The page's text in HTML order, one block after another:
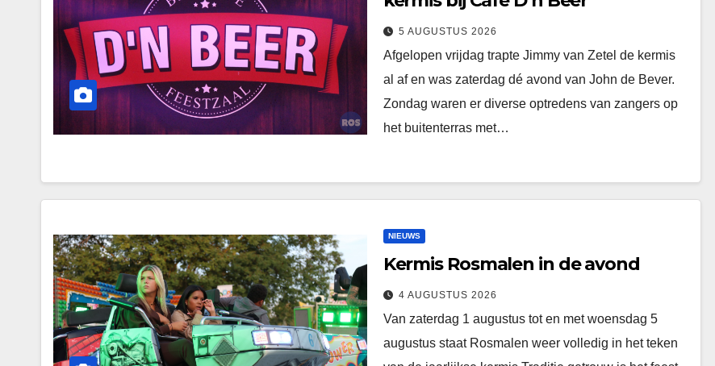
5 AUGUSTUS 2026
Afgelopen vrijdag trapte Jimmy van Zetel de kermis
al af en was zaterdag dé avond van John de Bever.
Zondag waren er diverse optredens van zangers op
het buitenterras met…
NIEUWS
Kermis Rosmalen in de avond
4 AUGUSTUS 2026
Van zaterdag 1 augustus tot en met woensdag 5
augustus staat Rosmalen weer volledig in het teken